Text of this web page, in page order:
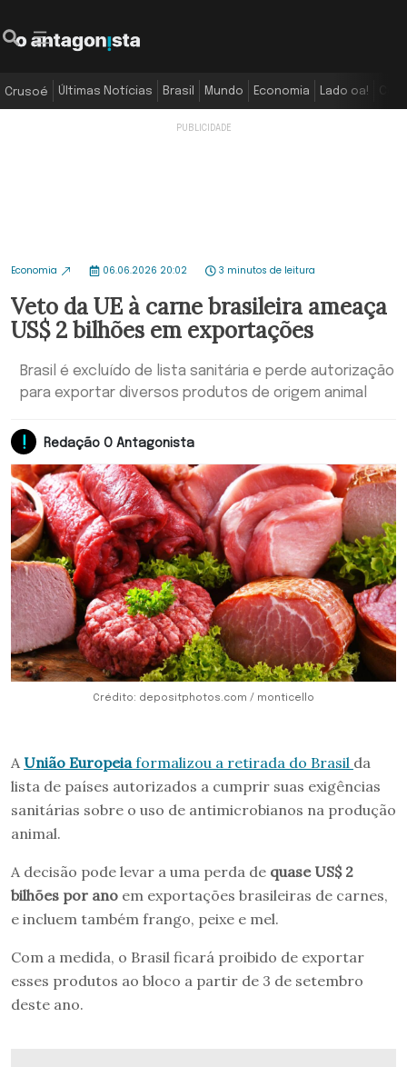
Crusoé Últimas Notícias Brasil Mundo Economia Lado oa!
Economia 06.06.2026 20:02 3 minutos de leitura
Veto da UE à carne brasileira ameaça
US$ 2 bilhões em exportações
Brasil é excluído de lista sanitária e perde autorização
para exportar diversos produtos de origem animal
Redação O Antagonista
Crédito: depositphotos.com / monticello
A União Europeiaformalizou a retirada do Brasil da
lista de países autorizados a cumprir suas exigências
sanitárias sobre o uso de antimicrobianos na produção
animal.
A decisão pode levar a uma perda de quase US$ 2
bilhões por ano em exportações brasileiras de carnes,
e incluem também frango, peixe e mel.
Com a medida, o Brasil ficará proibido de exportar
esses produtos ao bloco a partir de 3 de setembro
deste ano.